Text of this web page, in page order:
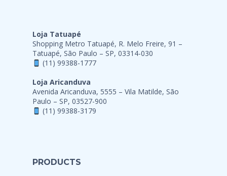
Loja Tatuapé
Shopping Metro Tatuapé, R. Melo Freire, 91 –
Tatuapé, São Paulo – SP, 03314-030
(11) 99388-1777
Loja Aricanduva
Avenida Aricanduva, 5555 – Vila Matilde, São
Paulo – SP, 03527-900
(11) 99388-3179
PRODUCTS